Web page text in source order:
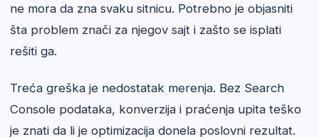
ne mora da zna svaku sitnicu. Potrebno je objasniti
šta problem znači za njegov sajt i zašto se isplati
rešiti ga.
Treća greška je nedostatak merenja. Bez Search
Console podataka, konverzija i praćenja upita teško
je znati da li je optimizacija donela poslovni rezultat.